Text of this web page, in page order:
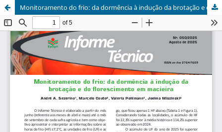
Monitoramento do frio: da dormência à indução da brotação e do florescimento em macieira